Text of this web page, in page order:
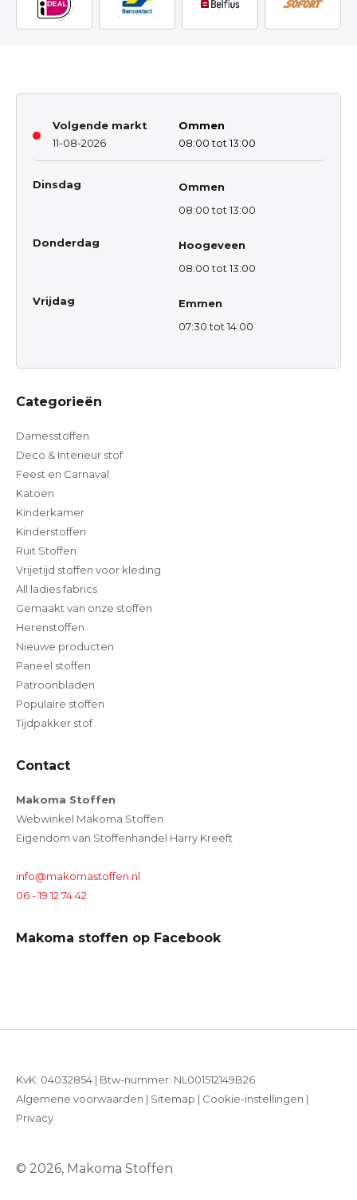
Volgende markt
11-08-2026
Ommen
08:00 tot 13:00
Dinsdag
Ommen
08:00 tot 13:00
Donderdag
Hoogeveen
08:00 tot 13:00
Vrijdag
Emmen
07:30 tot 14:00
Categorieën
Damesstoffen
Deco & Interieur stof
Feest en Carnaval
Katoen
Kinderkamer
Kinderstoffen
Ruit Stoffen
Vrijetijd stoffen voor kleding
All ladies fabrics
Gemaakt van onze stoffen
Herenstoffen
Nieuwe producten
Paneel stoffen
Patroonbladen
Populaire stoffen
Tijdpakker stof
Contact
Makoma Stoffen
Webwinkel Makoma Stoffen
Eigendom van Stoffenhandel Harry Kreeft
info@makomastoffen.nl
06 - 19 12 74 42
Makoma stoffen op Facebook
© 2026, Makoma Stoffen
KvK: 04032854 | Btw-nummer: NL001512149B26
Algemene voorwaarden | Sitemap | Cookie-instellingen |
Privacy